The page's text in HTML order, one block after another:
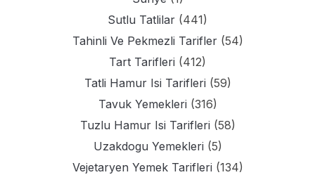
Sutlu Tatlilar (441)
Tahinli Ve Pekmezli Tarifler(54)
Tart Tarifleri (412)
Tatli Hamur Isi Tarifleri (59)
Tavuk Yemekleri (316)
Tuzlu Hamur Isi Tarifleri (58)
Uzakdogu Yemekleri (5)
Vejetaryen Yemek Tarifleri (134)